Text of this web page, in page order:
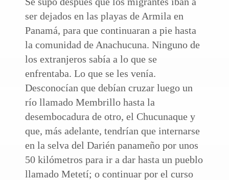
ser dejados en las playas de Armila en
Panamá, para que continuaran a pie hasta
la comunidad de Anachucuna. Ninguno de
los extranjeros sabía a lo que se
enfrentaba. Lo que se les venía.
Desconocían que debían cruzar luego un
río llamado Membrillo hasta la
desembocadura de otro, el Chucunaque y
que, más adelante, tendrían que internarse
en la selva del Darién panameño por unos
50 kilómetros para ir a dar hasta un pueblo
llamado Metetí; o continuar por el curso